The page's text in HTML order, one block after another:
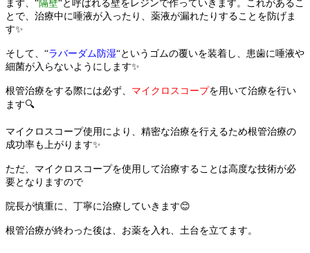
まず、 “隔壁“と呼ばれる壁をレジンで作っていきます。これがあるこ
とで、治療中に唾液が入ったり、薬液が漏れたりすることを防げま
す✨
そして、 “ラバーダム防湿“というゴムの覆いを装着し、患歯に唾液や
細菌が入らないようにします✨
根管治療をする際には必ず、 マイクロスコープを用いて治療を行い
ます🔍
マイクロスコープ使用により、精密な治療を行えるため根管治療の
成功率も上がります✨
ただ、マイクロスコープを使用して治療することは高度な技術が必
要となりますので
院長が慎重に、丁寧に治療していきます😊
根管治療が終わった後は、お薬を入れ、土台を立てます。